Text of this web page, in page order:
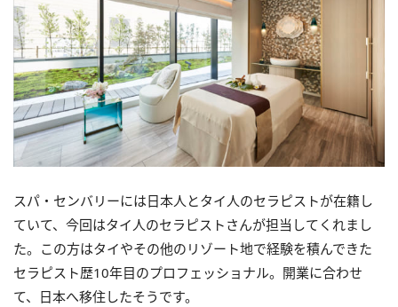
スパ・センバリーには日本人とタイ人のセラピストが在籍し
ていて、今回はタイ人のセラピストさんが担当してくれまし
た。この方はタイやその他のリゾート地で経験を積んできた
セラピスト歴10年目のプロフェッショナル。開業に合わせ
て、日本へ移住したそうです。